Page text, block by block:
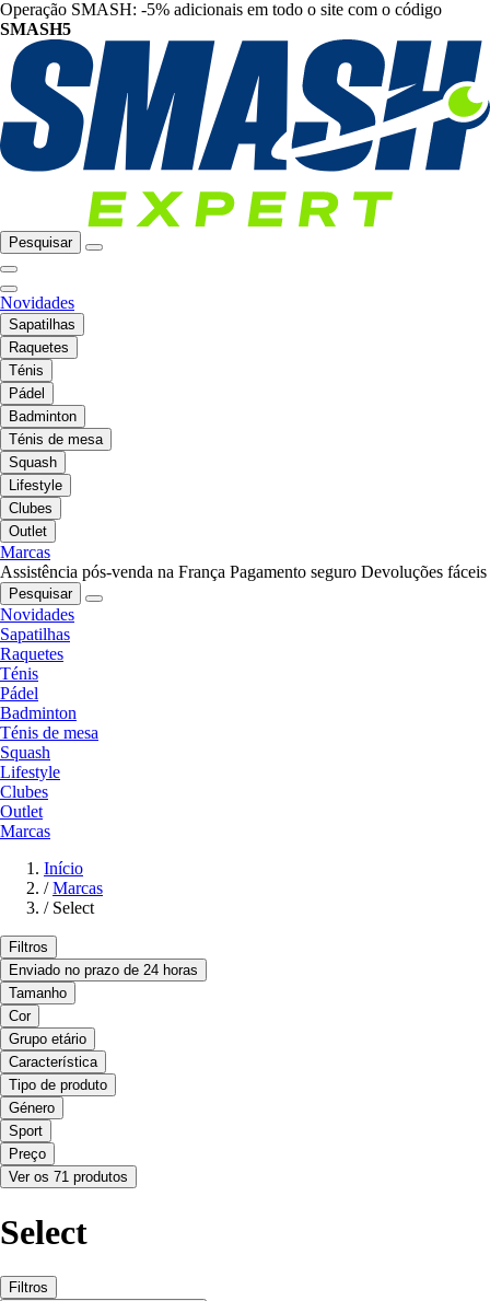
Operação SMASH: -5% adicionais em todo o site com o código
SMASH5
Pesquisar
Novidades
Sapatilhas
Raquetes
Ténis
Pádel
Badminton
Ténis de mesa
Squash
Lifestyle
Clubes
Outlet
Marcas
Assistência pós-venda na França Pagamento seguro Devoluções fáceis
Pesquisar
Novidades
Sapatilhas
Raquetes
Ténis
Pádel
Badminton
Ténis de mesa
Squash
Lifestyle
Clubes
Outlet
Marcas
Início
/ Marcas
/ Select
Filtros
Enviado no prazo de 24 horas
Tamanho
Cor
Grupo etário
Característica
Tipo de produto
Género
Sport
Preço
Ver os 71 produtos
Select
Filtros